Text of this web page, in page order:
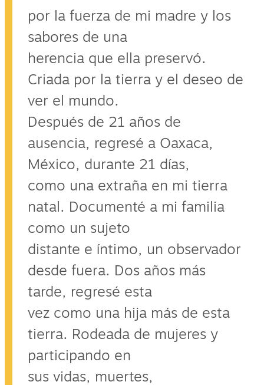
por la fuerza de mi madre y los
sabores de una
herencia que ella preservó.
Criada por la tierra y el deseo de
ver el mundo.
Después de 21 años de
ausencia, regresé a Oaxaca,
México, durante 21 días,
como una extraña en mi tierra
natal. Documenté a mi familia
como un sujeto
distante e íntimo, un observador
desde fuera. Dos años más
tarde, regresé esta
vez como una hija más de esta
tierra. Rodeada de mujeres y
participando en
sus vidas, muertes,